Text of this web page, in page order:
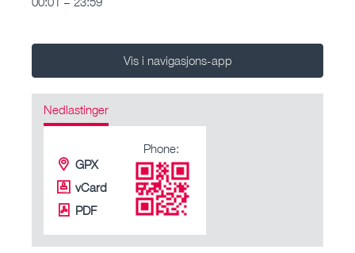
Vis i navigasjons-app
Nedlastinger
GPX
vCard
PDF
Phone: